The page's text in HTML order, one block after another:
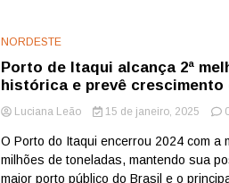
NORDESTE
Porto de Itaqui alcança 2ª
histórica e prevê crescimento
Luciana Leão 15 de janeiro, 2025
O Porto do Itaqui encerrou 2024 com a
milhões de toneladas, mantendo sua
maior porto público do Brasil e o